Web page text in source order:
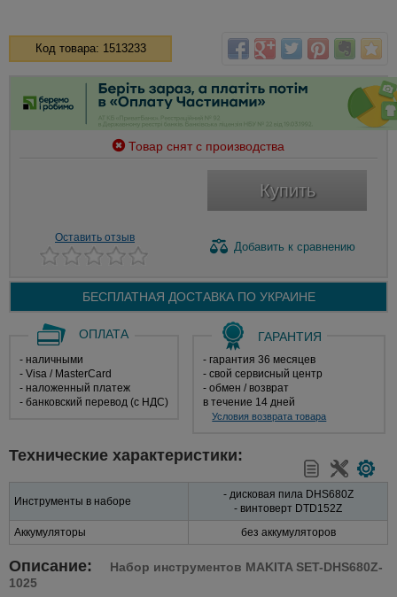
Код товара: 1513233
Товар снят с производства
Купить
Оставить отзыв
Добавить к сравнению
БЕСПЛАТНАЯ ДОСТАВКА ПО УКРАИНЕ
ОПЛАТА
- наличными
- Visa / MasterCard
- наложенный платеж
- банковский перевод (с НДС)
ГАРАНТИЯ
- гарантия 36 месяцев
- свой сервисный центр
- обмен / возврат
в течение 14 дней
Условия возврата товара
Технические характеристики:
Инструменты в наборе
- дисковая пила DHS680Z
- винтоверт DTD152Z
Аккумуляторы
без аккумуляторов
Описание:
Набор инструментов MAKITA SET-DHS680Z-
1025